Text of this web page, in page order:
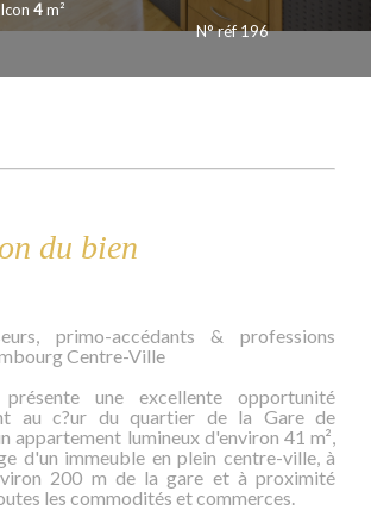
4m²
N° réf 196
du bien
primo-accédants & professions
Centre-Ville
une excellente opportunité
au c?ur du quartier de la Gare de
appartement lumineux d'environ 41 m²,
d'un immeuble en plein centre-ville, à
200 m de la gare et à proximité
les commodités et commerces.